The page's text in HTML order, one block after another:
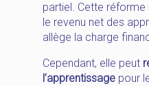
partiel. Cette
le revenu net des
allège la charge
Cependant, elle peut
l’apprentissage pour